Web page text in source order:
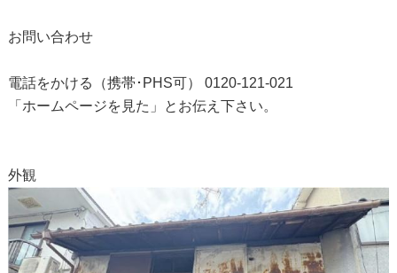
お問い合わせ
電話をかける（携帯･PHS可） 0120-121-021
「ホームページを見た」とお伝え下さい。
外観